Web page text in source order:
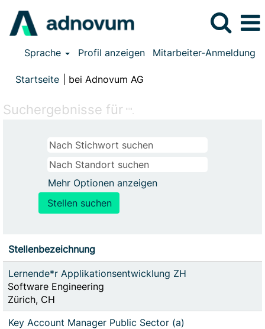
Sprache Profil anzeigen Mitarbeiter-Anmeldung
Startseite bei Adnovum AG
Suchergebnisse für "".
Mehr Optionen anzeigen
Stellenbezeichnung
Lernende*r Applikationsentwicklung ZH
Software Engineering
Zürich, CH
Key Account Manager Public Sector (a)